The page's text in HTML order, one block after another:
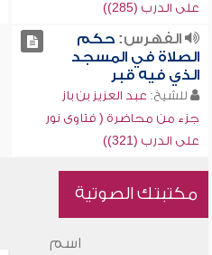
على الدرب (285))
الفهرس:حكم
الصلاة في المسجد
الذي فيه قبر
للشيخ: عبد العزيز بن باز
جزء من محاضرة ( فتاوى نور
على الدرب (321))
مكتبتك الصوتية
اسم